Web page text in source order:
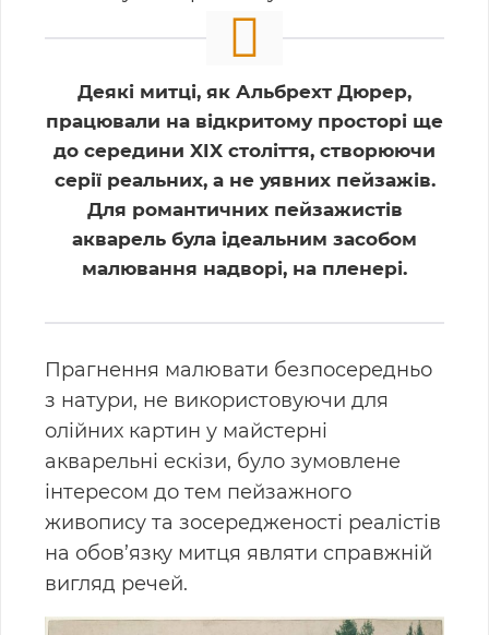
Деякі митці, як Альбрехт Дюрер,
працювали на відкритому просторі ще
до середини XIX століття, створюючи
серії реальних, а не уявних пейзажів.
Для романтичних пейзажистів
акварель була ідеальним засобом
малювання надворі, на пленері.
Прагнення малювати безпосередньо
з натури, не використовуючи для
олійних картин у майстерні
акварельні ескізи, було зумовлене
інтересом до тем пейзажного
живопису та зосередженості реалістів
на обов’язку митця являти справжній
вигляд речей.